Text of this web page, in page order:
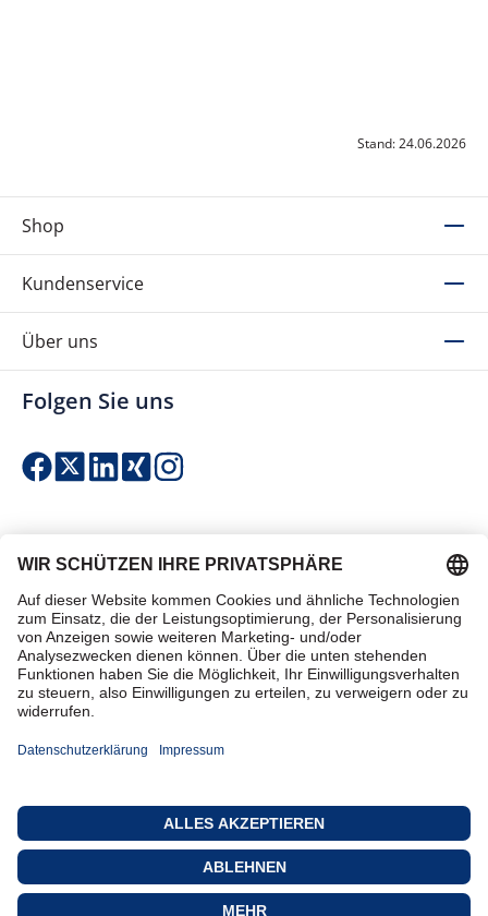
Stand: 24.06.2026
Shop
Kundenservice
Über uns
Folgen Sie uns
Einfach & sicher bezahlen
Zertifiziert einkaufen
Datenschutz